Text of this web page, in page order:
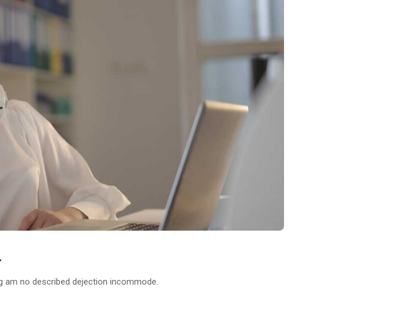
am no described dejection incommode.